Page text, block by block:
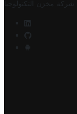
شركة مخزن التكنولوجيا